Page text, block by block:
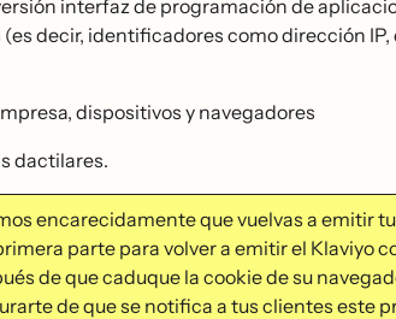
interfaz de programación de
decir, identificadores como dirección IP,
dispositivos y navegadores
dactilares.
encarecidamente que vuelvas a emitir
parte para volver a emitir el Klaviyo
de que caduque la cookie de su
de que se notifica a tus clientes este